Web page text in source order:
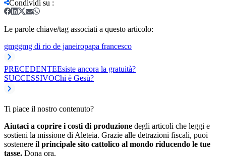
Condividi su :
Le parole chiave/tag associati a questo articolo:
gmggmg di rio de janeiropapa francesco
PRECEDENTEEsiste ancora la gratuità?
SUCCESSIVOChi è Gesù?
Ti piace il nostro contenuto?
Aiutaci a coprire i costi di produzione degli articoli che leggi e
sostieni la missione di Aleteia. Grazie alle detrazioni fiscali, puoi
sostenere il principale sito cattolico al mondo riducendo le tue
tasse. Dona ora.